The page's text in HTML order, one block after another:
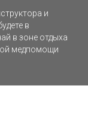
и
в
в зоне отдыха
медпомощи